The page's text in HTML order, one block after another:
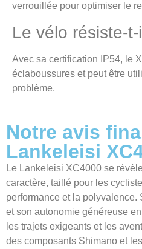
verrouillée pour optimiser le
Le vélo résiste-
Avec sa certification IP54, le
éclaboussures et peut être
problème.
Notre avis
Lankeleisi
Le Lankeleisi XC4000 se
caractère, taillé pour les
performance et la polyvalence.
et son autonomie généreuse
les trajets exigeants et les
des composants Shimano et